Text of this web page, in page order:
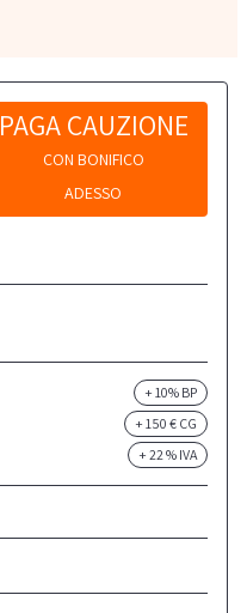
PAGA CAUZIONE
CON BONIFICO
ADESSO
+ 10% BP
+ 150 € CG
+ 22 % IVA